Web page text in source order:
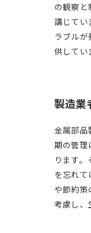
の観察
講じてい
ラブル
供してい
製造業
金属部品
期の管理
ります
を忘れ
や節約策
考慮し、